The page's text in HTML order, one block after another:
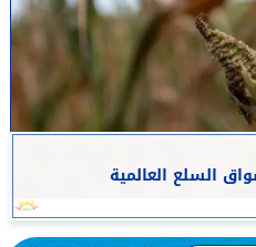
السلع العالمية